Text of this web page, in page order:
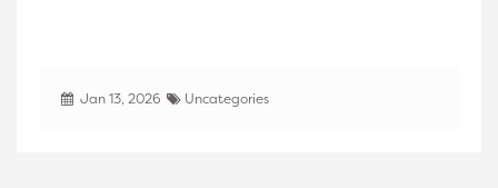
Jan 13, 2026 Uncategories